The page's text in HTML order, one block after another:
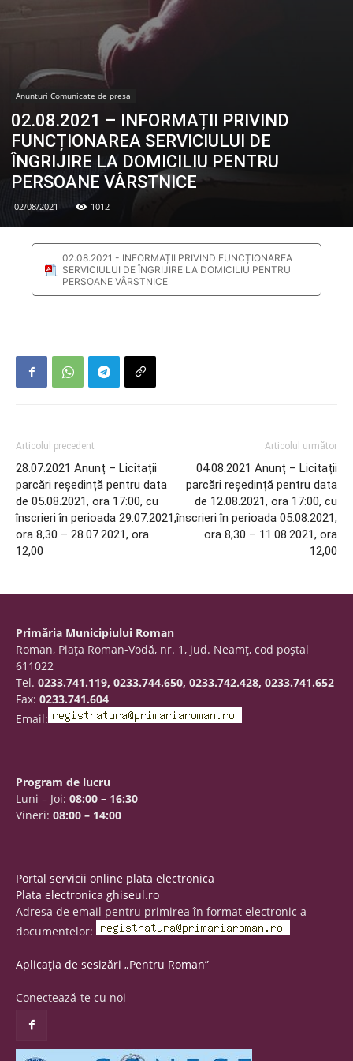
Anunturi Comunicate de presa
02.08.2021 – INFORMAȚII PRIVIND
FUNCȚIONAREA SERVICIULUI DE
ÎNGRIJIRE LA DOMICILIU PENTRU
PERSOANE VÂRSTNICE
02/08/2021 1012
02.08.2021 - INFORMAȚII PRIVIND FUNCȚIONAREA
SERVICIULUI DE ÎNGRIJIRE LA DOMICILIU PENTRU
PERSOANE VÂRSTNICE
Articolul precedent
28.07.2021 Anunț – Licitații
parcări reședință pentru data
de 05.08.2021, ora 17:00, cu
înscrieri în perioada 29.07.2021,
ora 8,30 – 28.07.2021, ora
12,00
Articolul următor
04.08.2021 Anunț – Licitații
parcări reședință pentru data
de 12.08.2021, ora 17:00, cu
înscrieri în perioada 05.08.2021,
ora 8,30 – 11.08.2021, ora
12,00
Primăria Municipiului Roman
Roman, Piaţa Roman-Vodă, nr. 1, jud. Neamţ, cod poştal
611022
Tel. 0233.741.119, 0233.744.650, 0233.742.428, 0233.741.652
Fax: 0233.741.604
Email:
Program de lucru
Luni – Joi: 08:00 – 16:30
Vineri: 08:00 – 14:00
Portal servicii online plata electronica
Plata electronica ghiseul.ro
Adresa de email pentru primirea în format electronic a
documentelor:
Aplicația de sesizări „Pentru Roman”
Conectează-te cu noi